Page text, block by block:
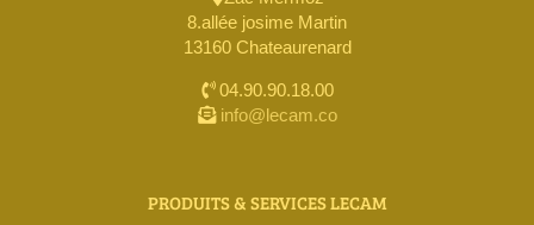
8.allée josime Martin
13160 Chateaurenard
04.90.90.18.00
info@lecam.co
PRODUITS & SERVICES LECAM